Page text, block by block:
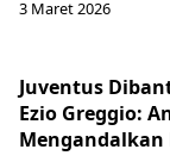
3 Maret 2026
Juventus
Ezio Greggio:
Mengandalkan